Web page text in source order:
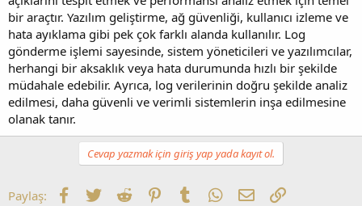
bir araçtır. Yazılım geliştirme, ağ güvenliği, kullanıcı izleme ve
hata ayıklama gibi pek çok farklı alanda kullanılır. Log
gönderme işlemi sayesinde, sistem yöneticileri ve yazılımcılar,
herhangi bir aksaklık veya hata durumunda hızlı bir şekilde
müdahale edebilir. Ayrıca, log verilerinin doğru şekilde analiz
edilmesi, daha güvenli ve verimli sistemlerin inşa edilmesine
olanak tanır.
Cevap yazmak için giriş yap yada kayıt ol.
Paylaş: Facebook
TwitterReddit PinterestTumblrWhatsApp
E-postaLink